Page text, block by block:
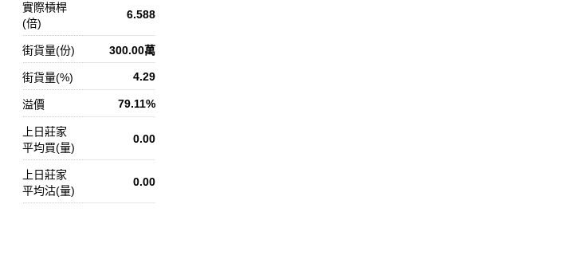
實際槓桿
(倍)
6.588
街貨量(份) 300.00萬
街貨量(%) 4.29
溢價 79.11%
上日莊家
平均買(量)
0.00
上日莊家
平均沽(量)
0.00